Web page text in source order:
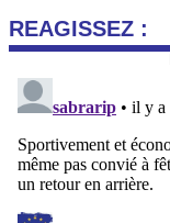
REAGISSEZ :